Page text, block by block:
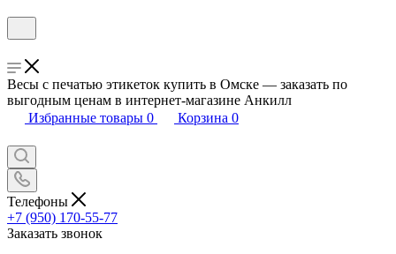
Весы с печатью этикеток купить в Омске — заказать по
выгодным ценам в интернет-магазине Анкилл
Избранные товары 0 Корзина 0
Телефоны
+7 (950) 170-55-77
Заказать звонок